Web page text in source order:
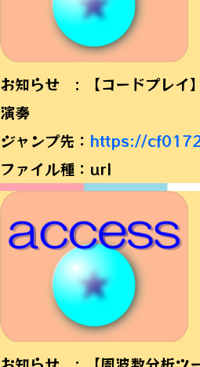
お知らせ : 【コードプレイ
演奏
ジャンプ先： https://
ファイル種：url